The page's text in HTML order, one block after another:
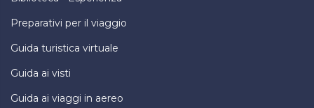
Preparativi per il viaggio
Guida turistica virtuale
Guida ai visti
Guida ai viaggi in aereo